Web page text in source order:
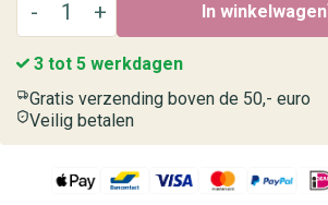
In winkelwagen
3 tot 5 werkdagen
Gratis verzending boven de 50,- euro
Veilig betalen